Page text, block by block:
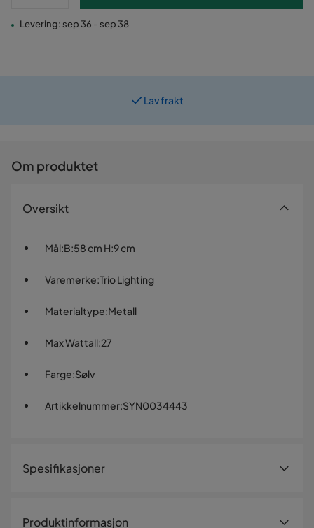
Levering: sep 36 - sep 38
Lav frakt
Om produktet
Oversikt
Mål:B:58 cm H:9 cm
Varemerke:Trio Lighting
Materialtype:Metall
Max Wattall:27
Farge:Sølv
Artikkelnummer:SYN0034443
Spesifikasjoner
Produktinformasjon